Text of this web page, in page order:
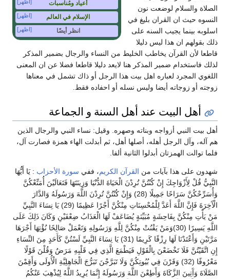
أعياد ومُناسبات [اظهر]
الإسلام في العالم [اظهر]
انظر أيضًا [اظهر]
الصلاة والسلام لوضعت نون
النسوه حيث ان القران بليغ في
اسلوبه بينما يجيب السنه على
ذلك بقولهم ان هذا ليس دليلا
قاطعا لأن القرآن يخاطب الخليط من النساء والرجال بضمير المذكر
لذلك فاستخدام ضمير المذكر هنا لايعد دليلا قاطعا فضلا عن ان المعنى
اللغوي المجرد لعباره اهل بيت هذا الرجل أو ذاك تشمل في معناها
زوجته أو زوجاته أيضا وليس نسله أو احفاده فقط.
أهل البيت عند أهل السنة و الجماعة
أهل بيت النبي أزواجه وبناته وصهره. وقيل: نساء النبي والرجال الذين
هم آله، وآل الرجل أهله، أصلها أهل، ثم أبدلت الهاء همزة فصارت آل،
فلما توالت الهمزتان أبدلوا الثانية ألفا.
شهدون على هذا بآيات من القرآن الكريم، ففي سورة الأحزاب : يَا أَيُّهَا
النَّبِيُّ قُلْ لِأَزْوَاجِكَ إِنْ كُنْتُنَّ تُرِدْنَ الْحَيَاةَ الدُّنْيَا وَزِينَتَهَا فَتَعَالَيْنَ أُمَتِّعْكُنَّ
وَأُسَرِّحْكُنَّ سَرَاحًا جَمِيلًا (28) وَإِنْ كُنْتُنَّ تُرِدْنَ اللَّهَ وَرَسُولَهُ وَالدَّارَ
الْآَخِرَةَ فَإِنَّ اللَّهَ أَعَدَّ لِلْمُحْسِنَاتِ مِنْكُنَّ أَجْرًا عَظِيمًا (29) يَا نِسَاءَ النَّبِيِّ
مَنْ يَأْتِ مِنْكُنَّ بِفَاحِشَةٍ مُبَيِّنَةٍ يُضَاعَفْ لَهَا الْعَذَابُ ضِعْفَيْنِ وَكَانَ ذَلِكَ عَلَى
اللَّهِ يَسِيرًا (30)وَمَنْ يَقْنُتْ مِنْكُنَّ لِلَّهِ وَرَسُولِهِ وَتَعْمَلْ صَالِحًا نُؤْتِهَا أَجْرَهَا
مَرَّتَيْنِ وَأَعْتَدْنَا لَهَا رِزْقًا كَرِيمًا (31) يَا نِسَاءَ النَّبِيِّ لَسْتُنَّ كَأَحَدٍ مِنَ النِّسَاءِ
إِنِ اتَّقَيْتُنَّ فَلَا تَخْضَعْنَ بِالْقَوْلِ فَيَطْمَعَ الَّذِي فِي قَلْبِهِ مَرَضٌ وَقُلْنَ قَوْلًا
مَعْرُوفًا (32) وَقَرْنَ فِي بُيُوتِكُنَّ وَلَا تَبَرَّجْنَ تَبَرُّجَ الْجَاهِلِيَّةِ الْأُولَى وَأَقِمْنَ
الصَّلَاةَ وَآَتِينَ الزَّكَاةَ وَأَطِعْنَ اللَّهَ وَرَسُولَهُ إِنَّمَا يُرِيدُ اللَّهُ لِيُذْهِبَ عَنْكُمُ